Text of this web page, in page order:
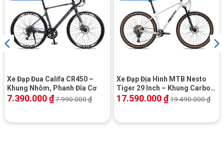
Xe Đạp Đua Califa CR450 –
Khung Nhôm, Phanh Đĩa Cơ
7.390.000₫7.990.000₫
Xe Đạp Địa Hình MTB Nesto
Tiger 29 Inch – Khung Carbon
| Shimano Deore | Phanh Dầu
Giá Rẻ | Khuyến mãi Hot
17.590.000₫19.490.000₫